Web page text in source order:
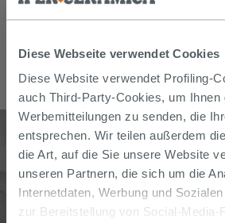
Diese Webseite verwendet Cookies
Diese Website verwendet Profiling-
auch Third-Party-Cookies, um Ihnen
Werbemitteilungen zu senden, die
entsprechen. Wir teilen außerdem
die Art, auf die Sie unsere Website
unseren Partnern, die sich um die
Internetdaten, Werbung und
zur Bereitstellung von Social-Media-
BADSPIEGEL TOPSY Ø60 cm RAHMEN
129,90€ /stk